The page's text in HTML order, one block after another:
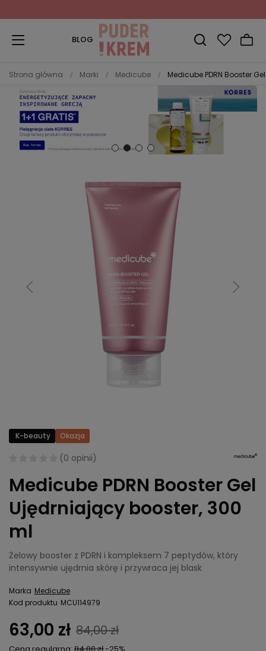
BLOG
Strona główna Marki Medicube Medicube PDRN Booster
K-beauty Okazja
(0 opinii)
Medicube PDRN Booster Gel
Ujędrniający booster, 300
ml
Żelowy booster z PDRN i kompleksem 7 peptydów, który
intensywnie ujędrnia skórę i przywraca jej blask
Marka Medicube
Kod produktu MCU114979
63,00 zł 84,00 zł